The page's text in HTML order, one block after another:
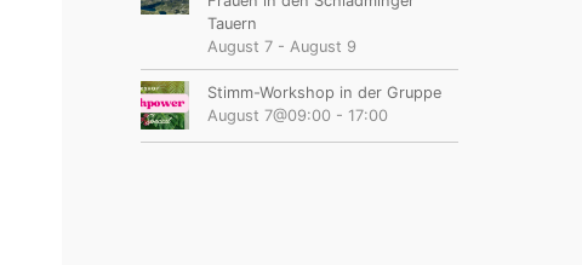
Tauern
August 7- August 9
Stimm-Workshop in der Gruppe
August 7@09:00- 17:00